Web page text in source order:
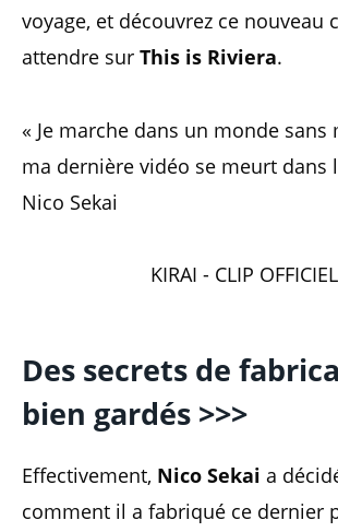
voyage, et découvrez ce nouveau
attendre sur This is Riviera.
« Je marche dans un monde sans
ma dernière vidéo se meurt dans
Nico Sekai
KIRAI - CLIP OFFICIEL
Des secrets de
bien gardés >>>
Effectivement, Nico Sekai a
comment il a fabriqué ce dernier